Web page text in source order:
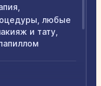
любые
и тату,